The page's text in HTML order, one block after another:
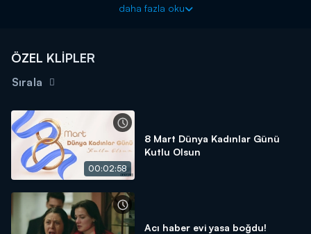
daha fazla oku
ÖZEL KLİPLER
Sırala
00:02:58
8 Mart Dünya Kadınlar Günü
Kutlu Olsun
Acı haber evi yasa boğdu!